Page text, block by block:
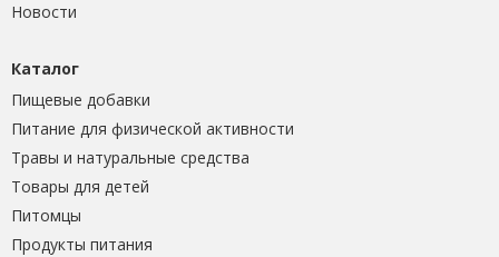
Новости
Каталог
Пищевые добавки
Питание для физической активности
Травы и натуральные средства
Товары для детей
Питомцы
Продукты питания